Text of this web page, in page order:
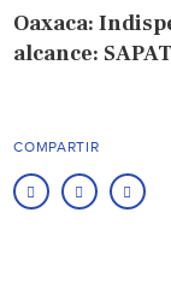
Oaxaca:
alcance:
COMPARTIR